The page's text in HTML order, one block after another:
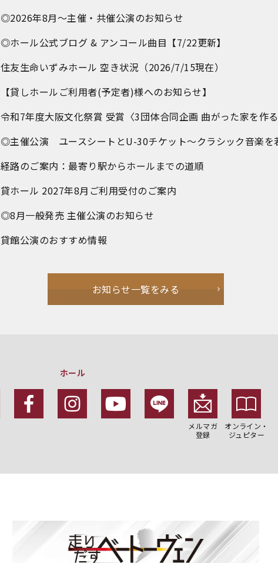
◎2026年8月～主催・共催公演のお知らせ
◎ホール公式ブログ & アンコール曲目【7/22更新】
住友生命いずみホール 空き状況（2026/7/15現在）
【貸しホールご利用者(予定者)様へのお知らせ】
令和7年度大阪文化祭賞 受賞〈3団体合同企画 曲がった家を作る
◎主催公演 ユースシートとU-30チケット～クラシック音楽を
経路のご案内：最寄り駅からホールまでの道順
貸ホール 2027年8月ご利用受付のご案内
◎8月一般発売 主催公演のお知らせ
貸館公演のおすすめ情報
お知らせ一覧をみる
ホール
メルマガ
登録
オンライン・
ジュピター